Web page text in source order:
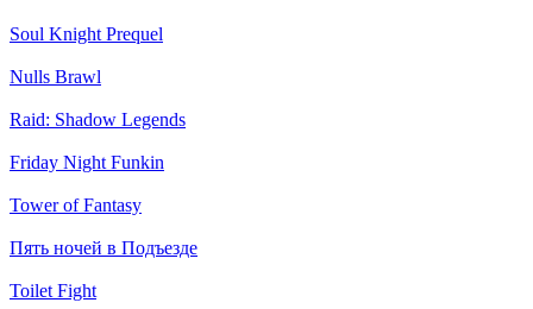
Soul Knight Prequel
Nulls Brawl
Raid: Shadow Legends
Friday Night Funkin
Tower of Fantasy
Пять ночей в Подъезде
Toilet Fight